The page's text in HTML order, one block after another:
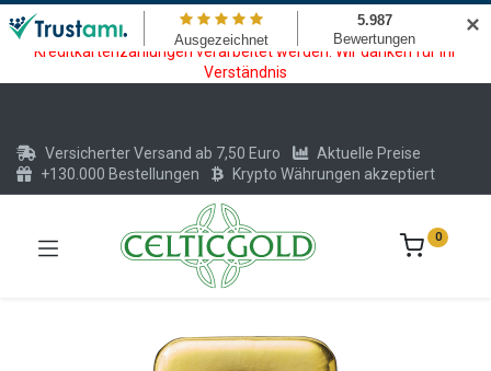
Wartungsarbeiten am Kreditkarten und Krypto Bezahlmodul. In der
Zeit vom 20.07. - 09.08.2026 können keine Krypto oder
Kreditkartenzahlungen verarbeitet werden. Wir danken für Ihr
Verständnis
Versicherter Versand ab 7,50 Euro
Aktuelle Preise
+130.000 Bestellungen
Krypto Währungen akzeptiert
0
✕